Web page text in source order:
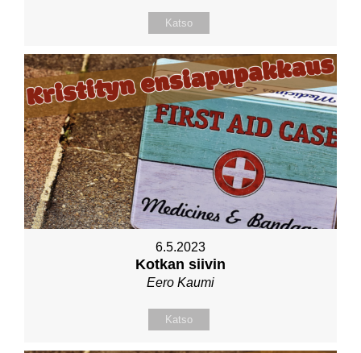
Katso
6.5.2023
Kotkan siivin
Eero Kaumi
Katso